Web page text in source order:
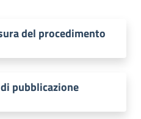
del procedimento
pubblicazione